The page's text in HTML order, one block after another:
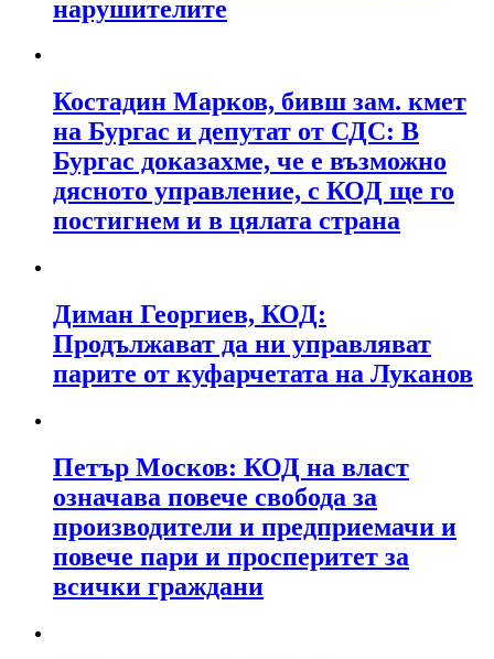
нарушителите
Костадин Марков, бивш зам. кмет
на Бургас и депутат от СДС: В
Бургас доказахме, че е възможно
дясното управление, с КОД ще го
постигнем и в цялата страна
Диман Георгиев, КОД:
Продължават да ни управляват
парите от куфарчетата на Луканов
Петър Москов: КОД на власт
означава повече свобода за
производители и предприемачи и
повече пари и просперитет за
всички граждани